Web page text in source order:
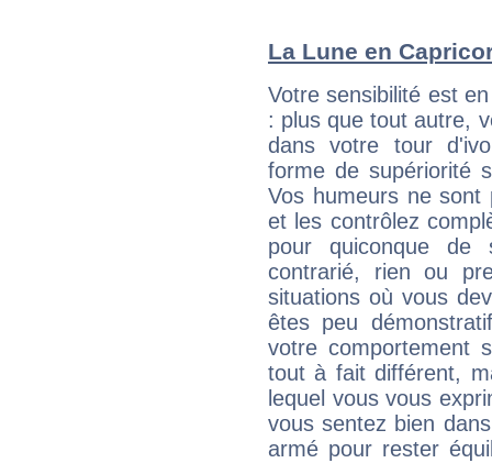
La Lune en
Votre sensibilité est
: plus que tout autre,
dans votre tour
forme de supériorité
Vos humeurs ne sont
et les contrôlez
pour quiconque
contrarié, rien ou
situations où vous
êtes peu
votre comportement
tout à fait différent,
lequel vous vous
vous sentez bien
armé pour rester